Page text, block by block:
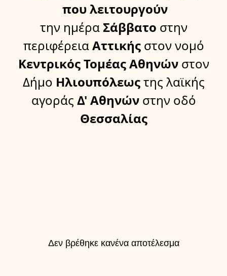
που λειτουργούν
την ημέραΣάββατο στην
περιφέρειαΑττικής στον νομό
Κεντρικός Τομέας Αθηνών στον
Δήμο Ηλιουπόλεωςτης λαϊκής
αγοράς Δ' Αθηνών στην οδό
Θεσσαλίας
Δεν βρέθηκε κανένα αποτέλεσμα